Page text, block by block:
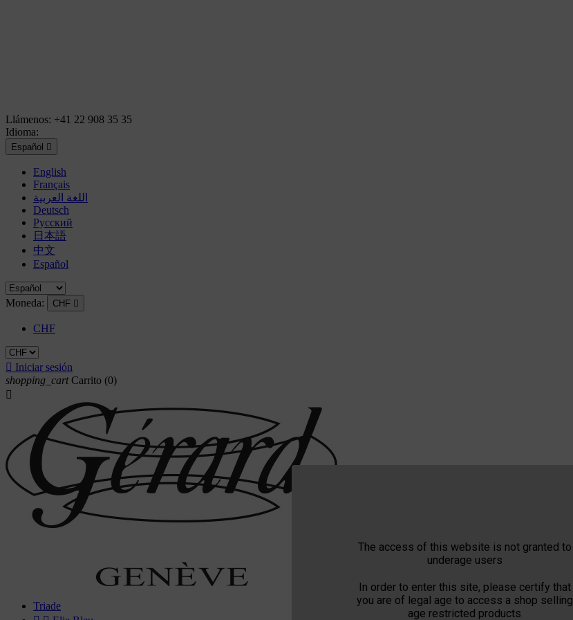
The access of this website is not granted to
underage users
In order to enter this site, please certify that
you are of legal age to access a shop selling
age restricted products
Llámenos: +41 22 908 35 35
Idioma:
Español 
English
Français
اللغة العربية
Deutsch
Русский
日本語
中文
Español
Moneda: CHF 
CHF
 Iniciar sesión
shopping_cart Carrito (0)

Triade